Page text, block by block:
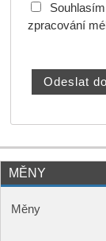
zpracování
MĚNY
Měny